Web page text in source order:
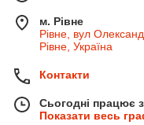
м. Рівне
Рівне, вул
Рівне, Україна
Контакти
Сьогодні працює
Показати весь